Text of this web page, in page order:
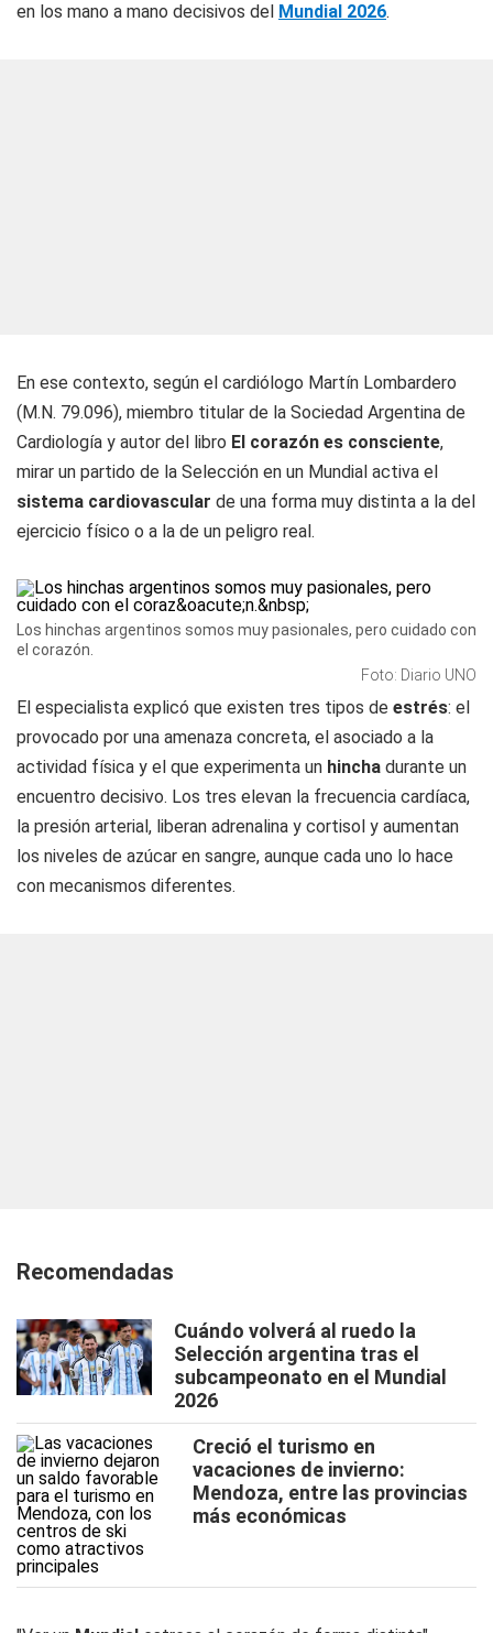
en los mano a mano decisivos del Mundial 2026.
En ese contexto, según el cardiólogo Martín Lombardero
(M.N. 79.096), miembro titular de la Sociedad Argentina de
Cardiología y autor del libro El corazón es consciente,
mirar un partido de la Selección en un Mundial activa el
sistema cardiovascular de una forma muy distinta a la del
ejercicio físico o a la de un peligro real.
Los hinchas argentinos somos muy pasionales, pero cuidado con
el corazón.
Foto: Diario UNO
El especialista explicó que existen tres tipos de estrés: el
provocado por una amenaza concreta, el asociado a la
actividad física y el que experimenta un hincha durante un
encuentro decisivo. Los tres elevan la frecuencia cardíaca,
la presión arterial, liberan adrenalina y cortisol y aumentan
los niveles de azúcar en sangre, aunque cada uno lo hace
con mecanismos diferentes.
Recomendadas
Cuándo volverá al ruedo la
Selección argentina tras el
subcampeonato en el Mundial
2026
Creció el turismo en
vacaciones de invierno:
Mendoza, entre las provincias
más económicas